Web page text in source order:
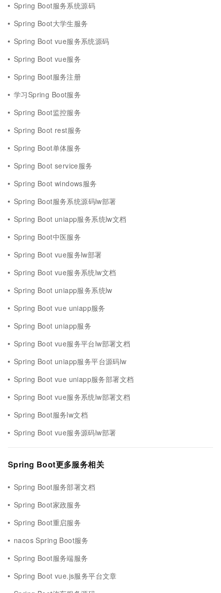
Spring Boot服务系统源码
Spring Boot大学生服务
Spring Boot vue服务系统源码
Spring Boot vue服务
Spring Boot服务注册
学习Spring Boot服务
Spring Boot监控服务
Spring Boot rest服务
Spring Boot单体服务
Spring Boot service服务
Spring Boot windows服务
Spring Boot服务系统源码lw部署
Spring Boot uniapp服务系统lw文档
Spring Boot中医服务
Spring Boot vue服务lw部署
Spring Boot vue服务系统lw文档
Spring Boot uniapp服务系统lw
Spring Boot vue uniapp服务
Spring Boot uniapp服务
Spring Boot vue服务平台lw部署文档
Spring Boot uniapp服务平台源码lw
Spring Boot vue uniapp服务部署文档
Spring Boot vue服务系统lw部署文档
Spring Boot服务lw文档
Spring Boot vue服务源码lw部署
Spring Boot更多服务相关
Spring Boot服务部署文档
Spring Boot家政服务
Spring Boot重启服务
nacos Spring Boot服务
Spring Boot服务端服务
Spring Boot vue.js服务平台文章